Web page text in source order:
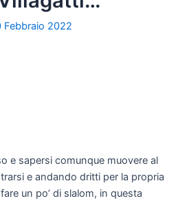
Febbraio 2022
e sapersi comunque muovere al
e andando dritti per la propria
un po’ di slalom, in questa